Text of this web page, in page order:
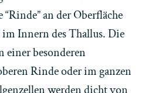
an der Oberfläche
im Innern des Thallus. Die
einer besonderen
Rinde oder im ganzen